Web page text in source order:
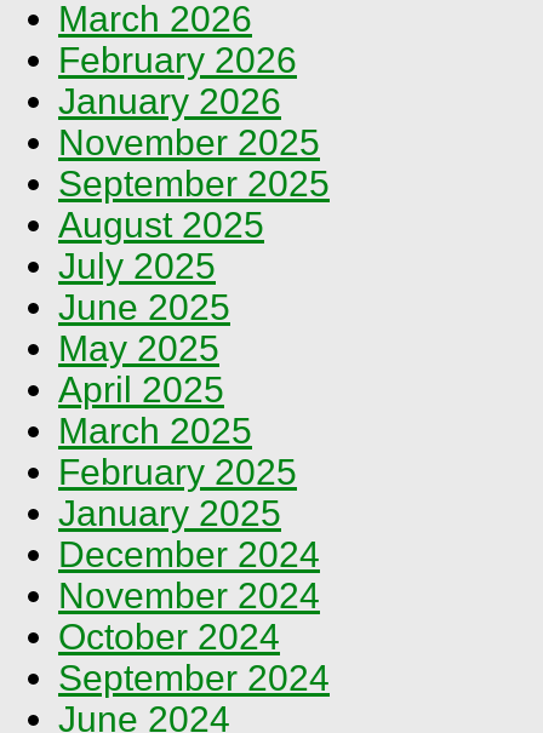
March 2026
February 2026
January 2026
November 2025
September 2025
August 2025
July 2025
June 2025
May 2025
April 2025
March 2025
February 2025
January 2025
December 2024
November 2024
October 2024
September 2024
June 2024